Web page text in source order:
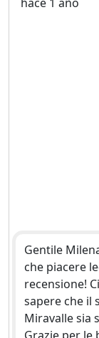
Gentile
che piacere
recensione!
sapere che il
Miravalle sia